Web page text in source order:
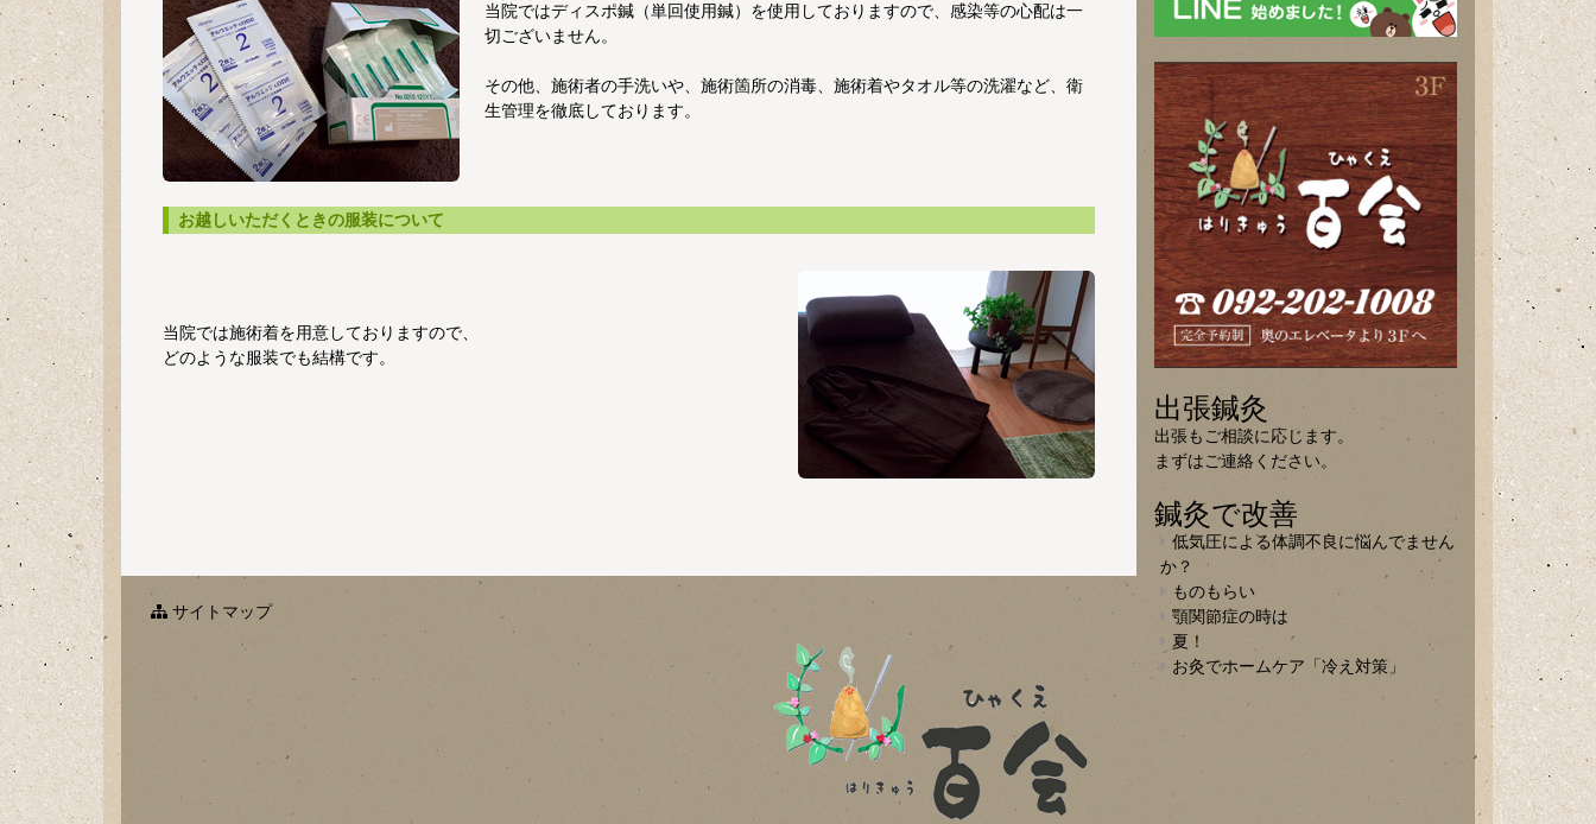
当院ではディスポ鍼（単回使用鍼）を使用しておりますので、感染等の心配は一
切ございません。
その他、施術者の手洗いや、施術箇所の消毒、施術着やタオル等の洗濯など、衛
生管理を徹底しております。
お越しいただくときの服装について
当院では施術着を用意しておりますので、
どのような服装でも結構です。
出張鍼灸
出張もご相談に応じます。
まずはご連絡ください。
鍼灸で改善
低気圧による体調不良に悩んでません
か？
ものもらい
顎関節症の時は
夏！
お灸でホームケア「冷え対策」
サイトマップ